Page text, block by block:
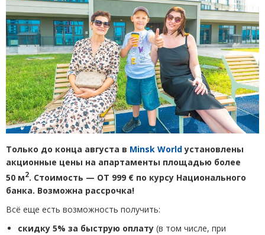
Только до конца августа в Minsk Worldустановлены
акционные цены на апартаменты площадью более
50 м2. Стоимость — ОТ 999 € по курсу Национального
банка. Возможна рассрочка!
Всё еще есть возможность получить:
скидку 5% за быструю оплату (в том числе, при